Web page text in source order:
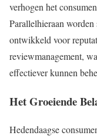
verhogen het
Parallelhieraan worden
ontwikkeld voor
reviewmanagement,
effectiever kunnen
Het Groeiende
Hedendaagse